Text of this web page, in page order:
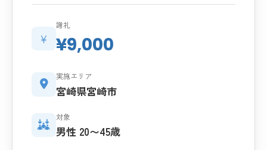
¥
謝礼
¥9,000
実施エリア
宮崎県宮崎市
対象
男性 20〜45歳